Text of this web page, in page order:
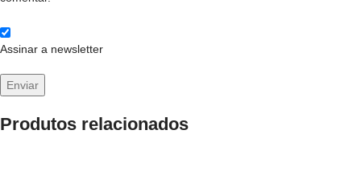
Assinar a newsletter
Produtos relacionados